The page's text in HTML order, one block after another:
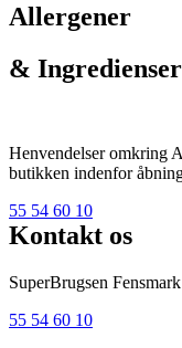
Allergener
& Ingredienser
Henvendelser omkring
butikken indenfor
55 54 60 10
Kontakt os
SuperBrugsen Fensmark
55 54 60 10